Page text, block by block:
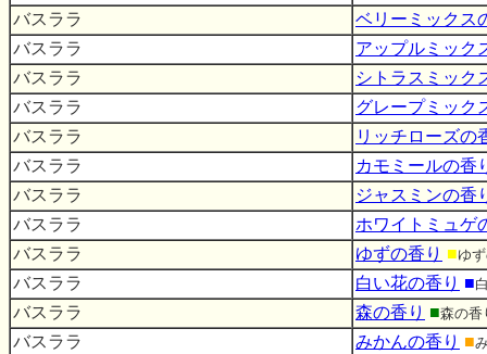
バスララ
ベリーミックス
バスララ
アップルミック
バスララ
シトラスミック
バスララ
グレープミック
バスララ
リッチローズの
バスララ
カモミールの香
バスララ
ジャスミンの香
バスララ
ホワイトミュゲ
バスララ
ゆずの香り ■ゆ
バスララ 白い花の香り ■
バスララ 森の香り ■森の香
バスララ みかんの香り ■